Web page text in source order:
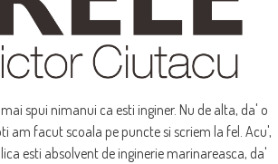
spui nimanui ca esti inginer. Nu de alta, da' o
am facut scoala pe puncte si scriem la fel. Acu',
esti absolvent de inginerie marinareasca, da'